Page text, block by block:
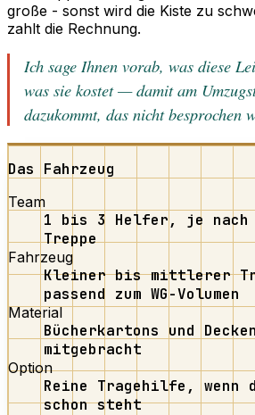
große - sonst wird die Kiste zu
zahlt die Rechnung.
Ich sage Ihnen vorab, was diese
was sie kostet — damit am
dazukommt, das nicht besprochen
Das Fahrzeug
Team
1 bis 3 Helfer, je nach
Treppe
Fahrzeug
Kleiner bis mittlerer
passend zum WG-Volumen
Material
Bücherkartons und
mitgebracht
Option
Reine Tragehilfe, wenn
schon steht